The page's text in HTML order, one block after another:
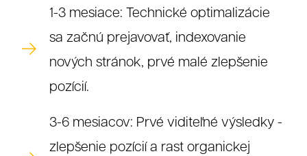
1-3 mesiace: Technické optimalizácie
sa začnú prejavovať, indexovanie
nových stránok, prvé malé zlepšenie
pozícií.
3-6 mesiacov: Prvé viditeľné výsledky -
zlepšenie pozícií a rast organickej